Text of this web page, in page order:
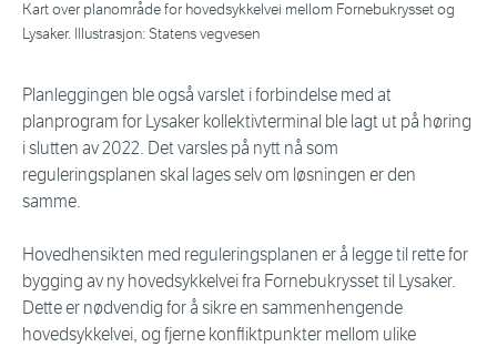
Kart over planområde for hovedsykkelvei mellom Fornebukrysset og
Lysaker. Illustrasjon: Statens vegvesen
Planleggingen ble også varslet i forbindelse med at
planprogram for Lysaker kollektivterminal ble lagt ut på høring
i slutten av 2022. Det varsles på nytt nå som
reguleringsplanen skal lages selv om løsningen er den
samme.
Hovedhensikten med reguleringsplanen er å legge til rette for
bygging av ny hovedsykkelvei fra Fornebukrysset til Lysaker.
Dette er nødvendig for å sikre en sammenhengende
hovedsykkelvei, og fjerne konfliktpunkter mellom ulike